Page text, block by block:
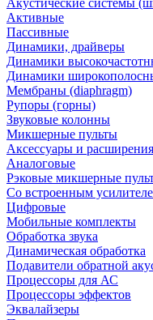
Акустические системы
Активные
Пассивные
Динамики, драйверы
Динамики
Динамики
Мембраны (diaphragm)
Рупоры (горны)
Звуковые колонны
Микшерные пульты
Аксессуары и расширения
Аналоговые
Рэковые микшерные
Со встроенным
Цифровые
Мобильные комплекты
Обработка звука
Динамическая обработка
Подавители обратной
Процессоры для АС
Процессоры эффектов
Эквалайзеры